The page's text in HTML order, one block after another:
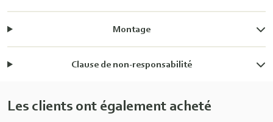
Montage
Clause de non-responsabilité
Les clients ont également acheté